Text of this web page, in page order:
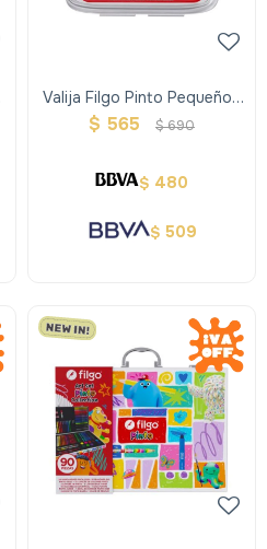
Valija Filgo Pinto Pequeños
Artistas - Estuche Plastico
$ 565 $690
$ 480
$ 509